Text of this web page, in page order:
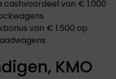
cashvoordeel van € 1.000
van € 1.500 op
KMO